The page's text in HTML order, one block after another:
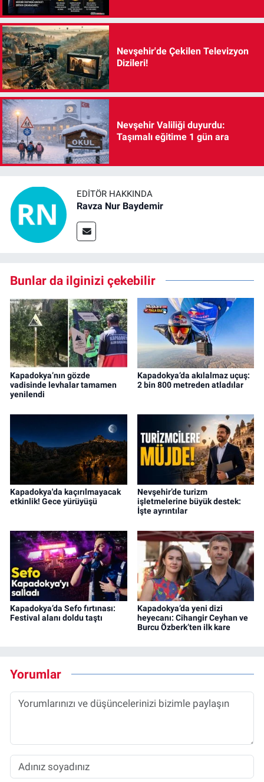
Nevşehir'de Çekilen Televizyon
Dizileri!
Nevşehir Valiliği duyurdu:
Taşımalı eğitime 1 gün ara
EDITÖR HAKKINDA
Ravza Nur Baydemir
Bunlar da ilginizi çekebilir
Kapadokya’nın gözde
vadisinde levhalar tamamen
yenilendi
Kapadokya’da akılalmaz uçuş:
2 bin 800 metreden atladılar
Kapadokya'da kaçırılmayacak
etkinlik! Gece yürüyüşü
Nevşehir’de turizm
işletmelerine büyük destek:
İşte ayrıntılar
Kapadokya’da Sefo fırtınası:
Festival alanı doldu taştı
Kapadokya’da yeni dizi
heyecanı: Cihangir Ceyhan ve
Burcu Özberk’ten ilk kare
Yorumlar